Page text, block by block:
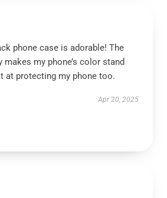
phone case is adorable! The
my phone’s color stand
at protecting my phone too.
Apr 20, 2025